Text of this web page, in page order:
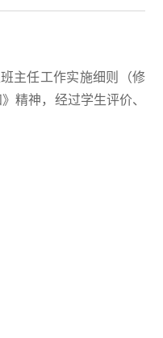
主任工作实施细则（修
精神，经过学生评价、